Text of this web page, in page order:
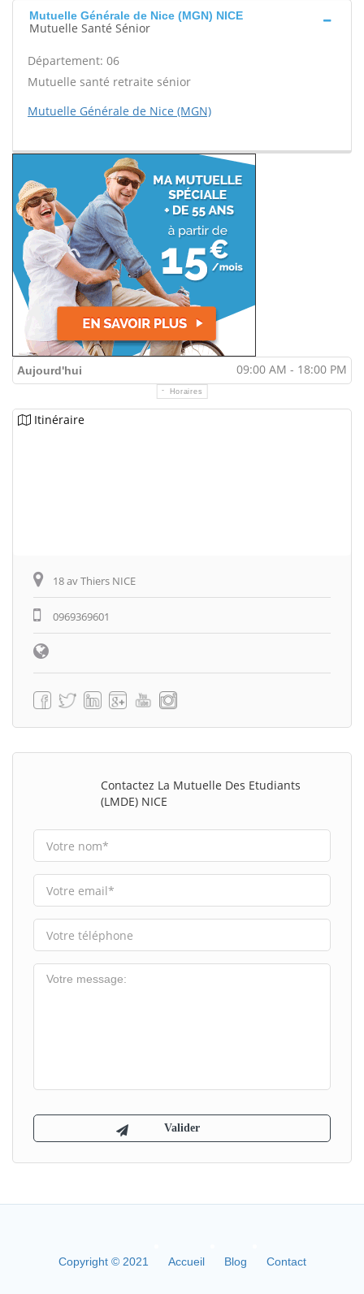
Mutuelle Générale de Nice (MGN) NICE
Mutuelle Santé Sénior
Département: 06
Mutuelle santé retraite sénior
Mutuelle Générale de Nice (MGN)
Aujourd'hui 09:00 AM - 18:00 PM
Horaires
Itinéraire
18 av Thiers NICE
0969369601
Contactez La Mutuelle Des Etudiants
(LMDE) NICE
Copyright © 2021 Accueil Blog Contact